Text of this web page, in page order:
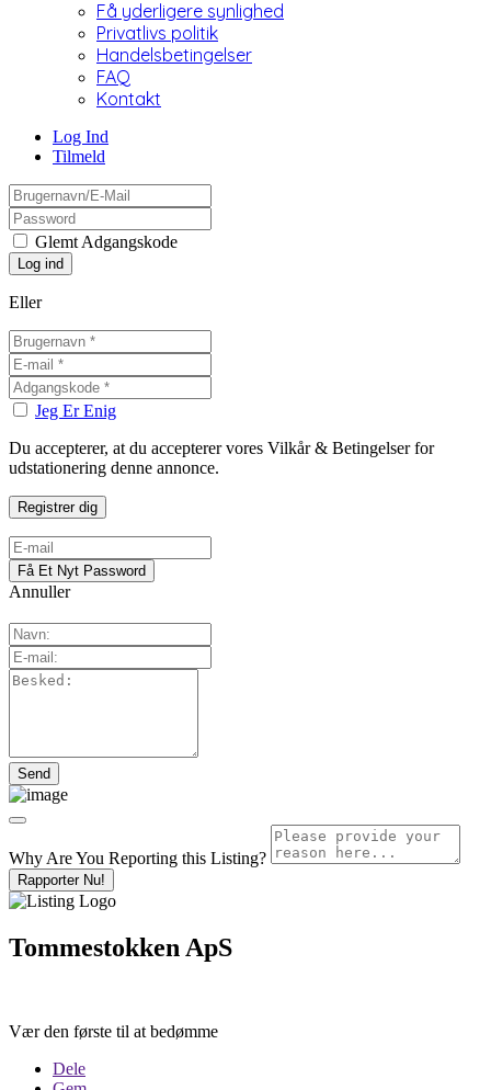
Få yderligere synlighed
Privatlivs politik
Handelsbetingelser
FAQ
Kontakt
Log Ind
Tilmeld
Glemt Adgangskode
Eller
Jeg Er Enig
Du accepterer, at du accepterer vores Vilkår & Betingelser for
udstationering denne annonce.
Annuller
Why Are You Reporting this Listing?
Rapporter Nu!
Tommestokken ApS
Vær den første til at bedømme
Dele